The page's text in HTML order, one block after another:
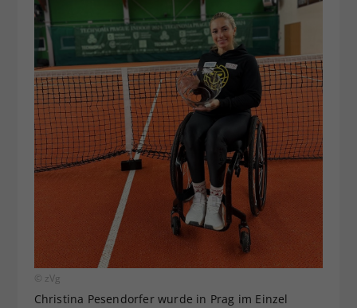
© zVg
Christina Pesendorfer wurde in Prag im Einzel